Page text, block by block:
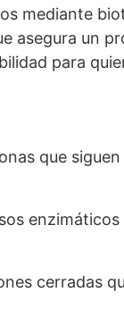
mediante
asegura un
para
que
cerradas